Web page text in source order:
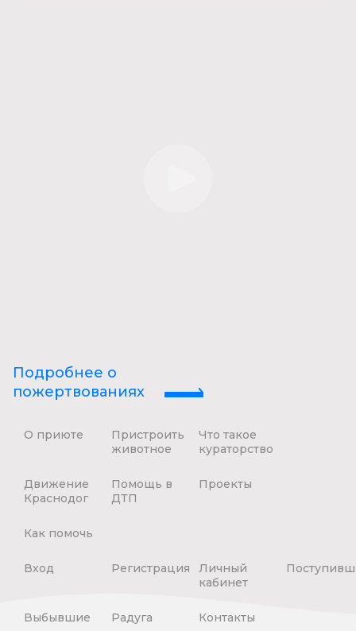
Подробнее о
пожертвованиях
О приюте
Пристроить
животное
Что такое
кураторство
Движение
Краснодог
Помощь в
ДТП
Проекты
Как помочь
Вход Регистрация
Личный
кабинет
Выбывшие Радуга Контакты